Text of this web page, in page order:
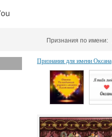
Признания по имени:
Признания для имени Оксана